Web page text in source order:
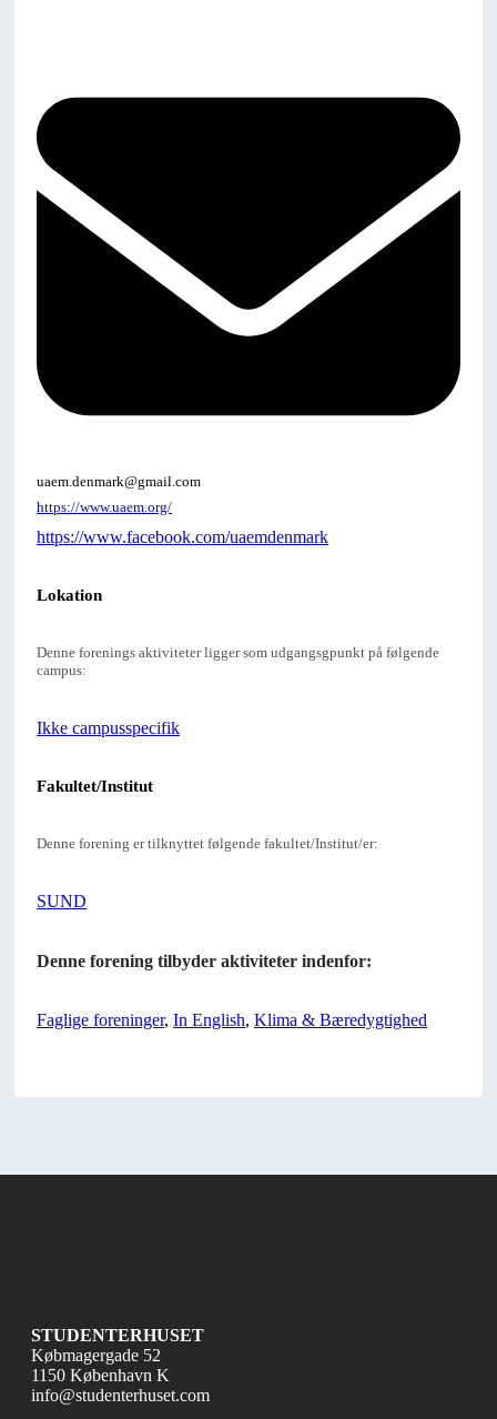
uaem.denmark@gmail.com
https://www.uaem.org/
https://www.facebook.com/uaemdenmark
Lokation
Denne forenings aktiviteter ligger som udgangsgpunkt på følgende
campus:
Ikke campusspecifik
Fakultet/Institut
Denne forening er tilknyttet følgende fakultet/Institut/er:
SUND
Denne forening tilbyder aktiviteter indenfor:
Faglige foreninger, In English, Klima & Bæredygtighed
STUDENTERHUSET
Købmagergade 52
1150 København K
info@studenterhuset.com